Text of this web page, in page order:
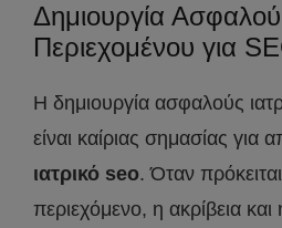
Δημιουργία
Περιεχομένου για
Η δημιουργία ασφαλούς
είναι καίριας σημασίας για
ιατρικό seo. Όταν πρόκειται
περιεχόμενο, η ακρίβεια και